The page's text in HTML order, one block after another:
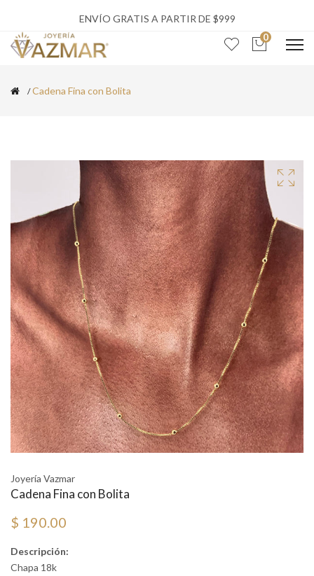
ENVÍO GRATIS A PARTIR DE $999
0
Cadena Fina con Bolita
Joyería Vazmar
Cadena Fina con Bolita
$ 190.00
Descripción:
Chapa 18k